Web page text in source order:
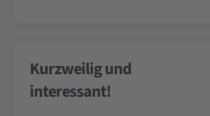
Kurzweilig und
interessant!